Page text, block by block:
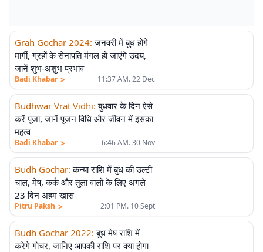
Grah Gochar 2024: जनवरी में बुध होंगे
मार्गी, ग्रहों के सेनापति मंगल हो जाएंगे उदय,
जानें शुभ-अशुभ प्रभाव
Badi Khabar > 11:37 AM. 22 Dec
Budhwar Vrat Vidhi: बुधवार के दिन ऐसे
करें पूजा, जानें पूजन विधि और जीवन में इसका
महत्व
Badi Khabar > 6:46 AM. 30 Nov
Budh Gochar: कन्या राशि में बुध की उल्टी
चाल, मेष, कर्क और तुला वालों के लिए अगले
23 दिन अहम खास
Pitru Paksh > 2:01 PM. 10 Sept
Budh Gochar 2022: बुध मेष राशि में
करेगे गोचर, जानिए आपकी राशि पर क्या होगा